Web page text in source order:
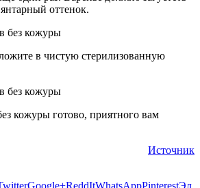
оттенок.
в чистую стерилизованную
кожуры готово, приятного вам
Источник
Google+ReddItWhatsAppPinterestЭл.